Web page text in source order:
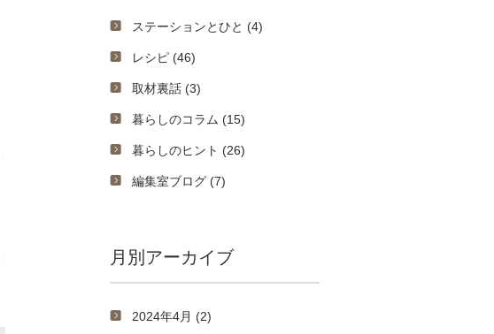
ステーションとひと (4)
レシピ (46)
取材裏話 (3)
暮らしのコラム (15)
暮らしのヒント (26)
編集室ブログ (7)
月別アーカイブ
2024年4月 (2)